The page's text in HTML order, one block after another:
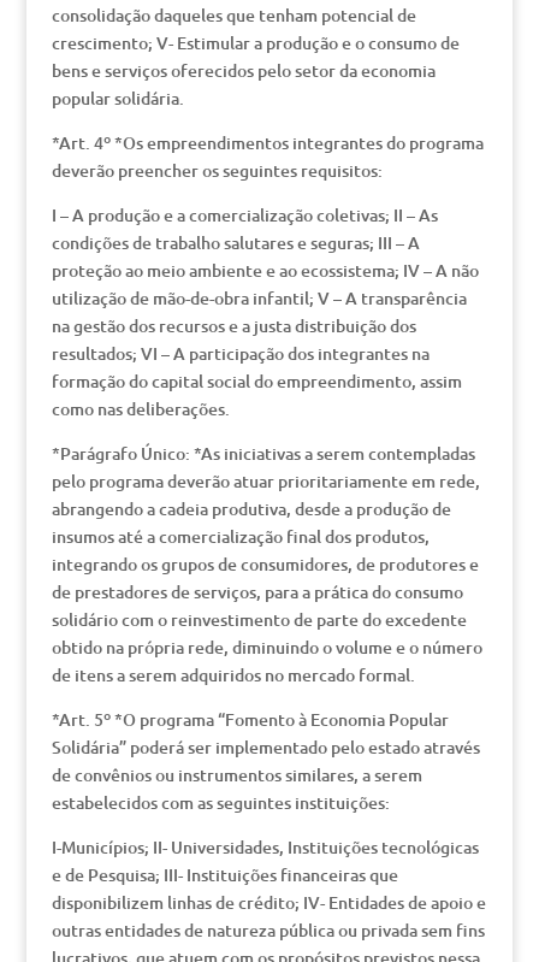
consolidação daqueles que tenham potencial de
crescimento; V- Estimular a produção e o consumo de
bens e serviços oferecidos pelo setor da economia
popular solidária.
*Art. 4º *Os empreendimentos integrantes do programa
deverão preencher os seguintes requisitos:
I – A produção e a comercialização coletivas; II – As
condições de trabalho salutares e seguras; III – A
proteção ao meio ambiente e ao ecossistema; IV – A não
utilização de mão-de-obra infantil; V – A transparência
na gestão dos recursos e a justa distribuição dos
resultados; VI – A participação dos integrantes na
formação do capital social do empreendimento, assim
como nas deliberações.
*Parágrafo Único: *As iniciativas a serem contempladas
pelo programa deverão atuar prioritariamente em rede,
abrangendo a cadeia produtiva, desde a produção de
insumos até a comercialização final dos produtos,
integrando os grupos de consumidores, de produtores e
de prestadores de serviços, para a prática do consumo
solidário com o reinvestimento de parte do excedente
obtido na própria rede, diminuindo o volume e o número
de itens a serem adquiridos no mercado formal.
*Art. 5º *O programa “Fomento à Economia Popular
Solidária” poderá ser implementado pelo estado através
de convênios ou instrumentos similares, a serem
estabelecidos com as seguintes instituições:
I-Municípios; II- Universidades, Instituições tecnológicas
e de Pesquisa; III- Instituições financeiras que
disponibilizem linhas de crédito; IV- Entidades de apoio e
outras entidades de natureza pública ou privada sem fins